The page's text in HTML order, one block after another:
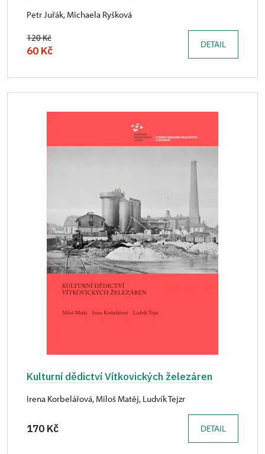
Petr Juřák, Michaela Ryšková
120 Kč
60 Kč DETAIL
Kulturní dědictví Vítkovických železáren
Irena Korbelářová, Miloš Matěj, Ludvík Tejzr
170 Kč DETAIL